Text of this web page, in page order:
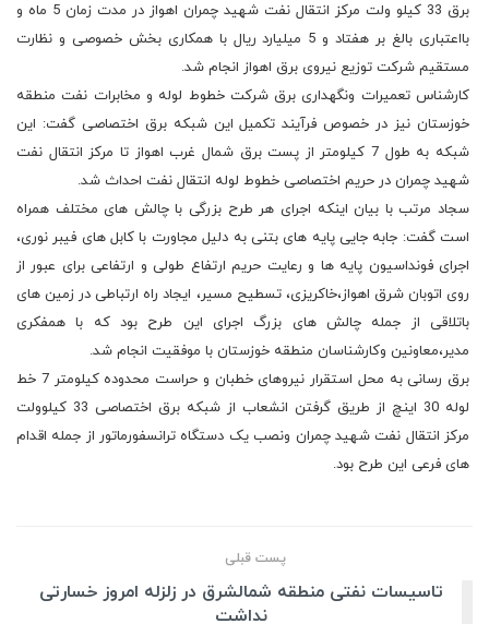
برق 33 کیلو ولت مرکز انتقال نفت شهید چمران اهواز در مدت زمان 5 ماه و
بااعتباری بالغ بر هفتاد و 5 میلیارد ریال با همکاری بخش خصوصی و نظارت
مستقیم شرکت توزیع نیروی برق اهواز انجام شد.
کارشناس تعمیرات ونگهداری برق شرکت خطوط لوله و مخابرات نفت منطقه
خوزستان نیز در خصوص فرآیند تکمیل این شبکه برق اختصاصی گفت: این
شبکه به طول 7 کیلومتر از پست برق شمال غرب اهواز تا مرکز انتقال نفت
شهید چمران در حریم اختصاصی خطوط لوله انتقال نفت احداث شد.
سجاد مرتب با بیان اینکه اجرای هر طرح بزرگی با چالش های مختلف همراه
است گفت: جابه جایی پایه های بتنی به دلیل مجاورت با کابل های فیبر نوری،
اجرای فونداسیون پایه ها و رعایت حریم ارتفاع طولی و ارتفاعی برای عبور از
روی اتوبان شرق اهواز،خاکریزی، تسطیح مسیر، ایجاد راه ارتباطی در زمین های
باتلاقی از جمله چالش های بزرگ اجرای این طرح بود که با همفکری
مدیر،معاونین وکارشناسان منطقه خوزستان با موفقیت انجام شد.
برق رسانی به محل استقرار نیروهای خطبان و حراست محدوده کیلومتر 7 خط
لوله 30 اینچ از طریق گرفتن انشعاب از شبکه برق اختصاصی 33 کیلوولت
مرکز انتقال نفت شهید چمران ونصب یک دستگاه ترانسفورماتور از جمله اقدام
های فرعی این طرح بود.
پست قبلی
تاسیسات نفتی منطقه شمالشرق در زلزله امروز خسارتی
نداشت